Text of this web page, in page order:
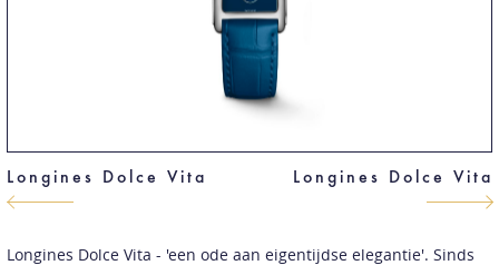
Longines Dolce Vita Longines Dolce Vita
Longines Dolce Vita - 'een ode aan eigentijdse elegantie'. Sinds